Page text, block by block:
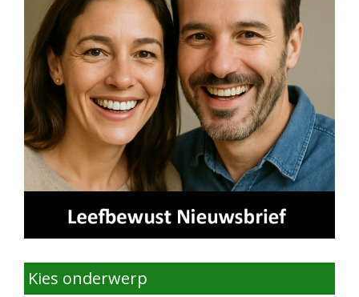
Kies onderwerp